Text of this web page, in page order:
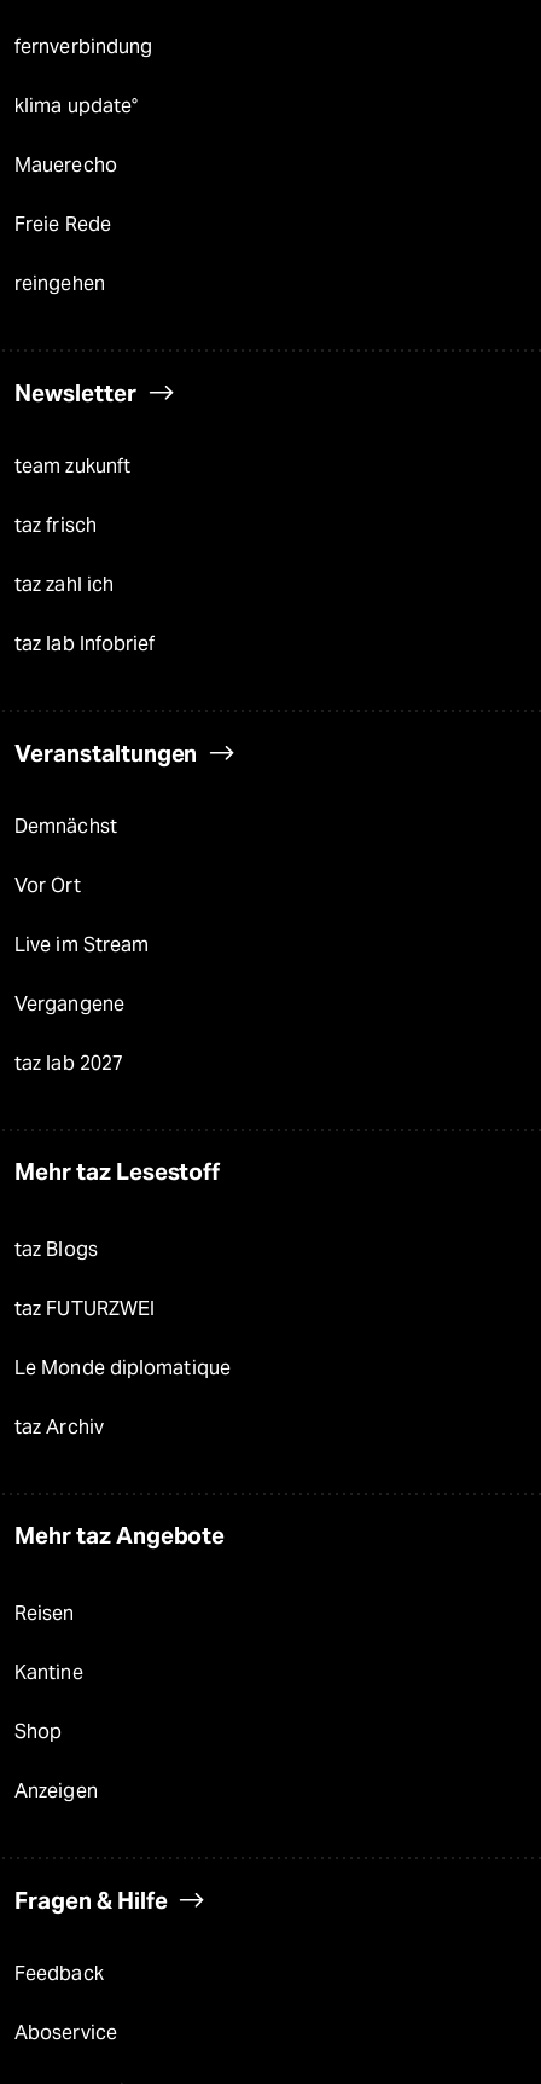
fernverbindung
klima update°
Mauerecho
Freie Rede
reingehen
Newsletter
team zukunft
taz frisch
taz zahl ich
taz lab Infobrief
Veranstaltungen
Demnächst
Vor Ort
Live im Stream
Vergangene
taz lab 2027
Mehr taz Lesestoff
taz Blogs
taz FUTURZWEI
Le Monde diplomatique
taz Archiv
Mehr taz Angebote
Reisen
Kantine
Shop
Anzeigen
Fragen & Hilfe
Feedback
Aboservice